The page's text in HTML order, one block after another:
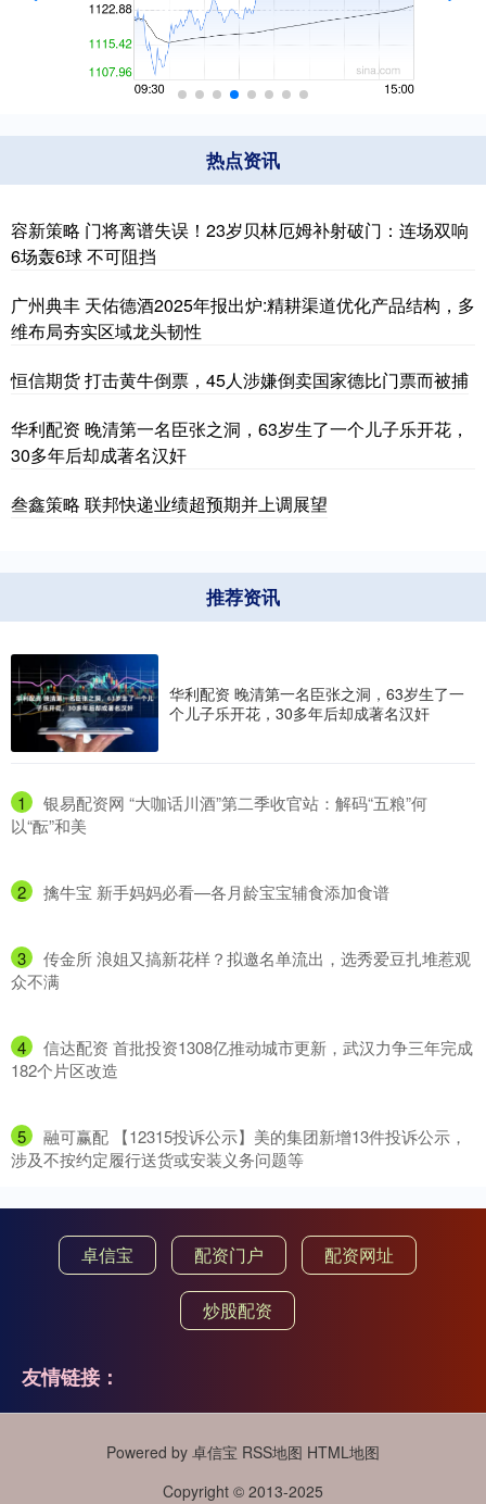
热点资讯
容新策略 门将离谱失误！23岁贝林厄姆补射破门：连场双响
6场轰6球 不可阻挡
广州典丰 天佑德酒2025年报出炉:精耕渠道优化产品结构，多
维布局夯实区域龙头韧性
恒信期货 打击黄牛倒票，45人涉嫌倒卖国家德比门票而被捕
华利配资 晚清第一名臣张之洞，63岁生了一个儿子乐开花，
30多年后却成著名汉奸
叁鑫策略 联邦快递业绩超预期并上调展望
推荐资讯
华利配资 晚清第一名臣张之洞，63岁生了一
个儿子乐开花，30多年后却成著名汉奸
1
​银易配资网 “大咖话川酒”第二季收官站：解码“五粮”何
以“酝”和美
2 ​擒牛宝 新手妈妈必看—各月龄宝宝辅食添加食谱
3
​传金所 浪姐又搞新花样？拟邀名单流出，选秀爱豆扎堆惹观
众不满
4
​信达配资 首批投资1308亿推动城市更新，武汉力争三年完成
182个片区改造
5
​融可赢配 【12315投诉公示】美的集团新增13件投诉公示，
涉及不按约定履行送货或安装义务问题等
卓信宝 配资门户 配资网址
炒股配资
友情链接：
Powered by 卓信宝 RSS地图 HTML地图
Copyright © 2013-2025